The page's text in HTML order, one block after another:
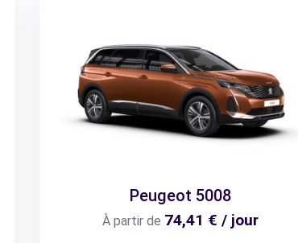
Peugeot 5008
À partir de 74,41 € / jour